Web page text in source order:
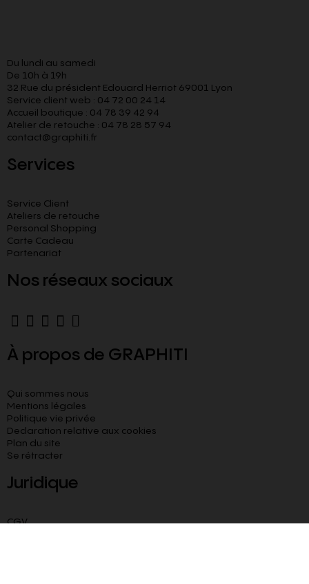
Du lundi au samedi
De 10h à 19h
32 Rue du président Edouard Herriot 69001 Lyon
Service client web : 04 72 00 24 14
Accueil boutique : 04 78 39 42 94
Atelier de retouche : 04 78 28 57 94
contact@graphiti.fr
Services
Service Client
Ateliers de retouche
Personal Shopping
Carte Cadeau
Partenariat
Nos réseaux sociaux
À propos de GRAPHITI
Qui sommes nous
Mentions légales
Politique vie privée
Declaration relative aux cookies​
Plan du site
Se rétracter
Juridique
CGV